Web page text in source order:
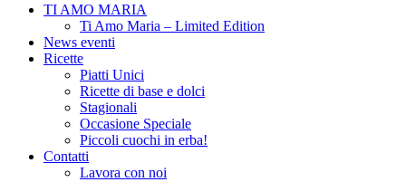
TI AMO MARIA
Ti Amo Maria – Limited Edition
News eventi
Ricette
Piatti Unici
Ricette di base e dolci
Stagionali
Occasione Speciale
Piccoli cuochi in erba!
Contatti
Lavora con noi